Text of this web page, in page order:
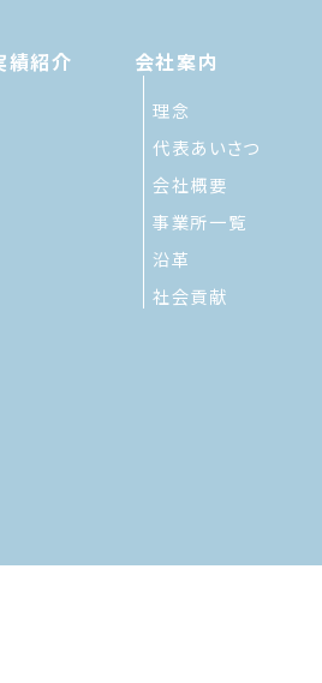
績紹介 会社案内
理念
代表あいさつ
会社概要
事業所一覧
沿革
社会貢献